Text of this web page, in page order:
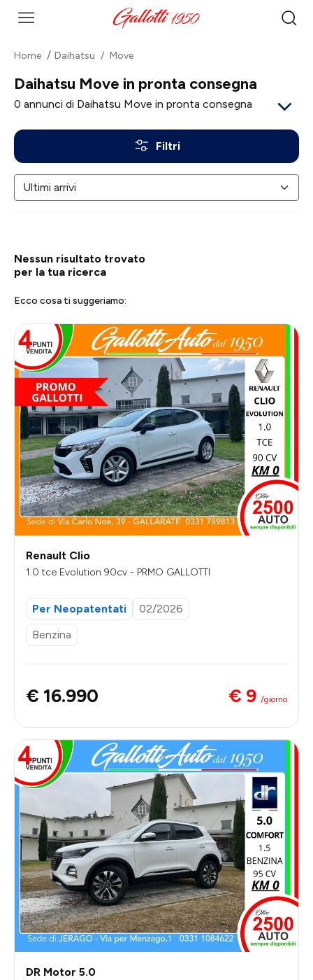
Home Daihatsu Move
Daihatsu Move in pronta consegna
0 annunci di Daihatsu Move in pronta consegna
Filtri
Nessun risultato trovato
per la tua ricerca
Ecco cosa ti suggeriamo:
Renault Clio
1.0 tce Evolution 90cv - PRMO GALLOTTI
Per Neopatentati
02/2026
Benzina
€ 16.990 € 9 /giorno
DR Motor 5.0